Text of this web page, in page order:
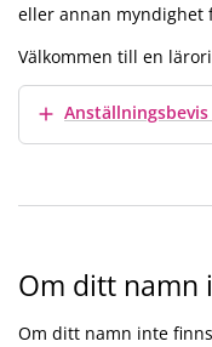
eller annan myndighet
Välkommen till en
Visa mer
Om ditt namn
Om ditt namn inte